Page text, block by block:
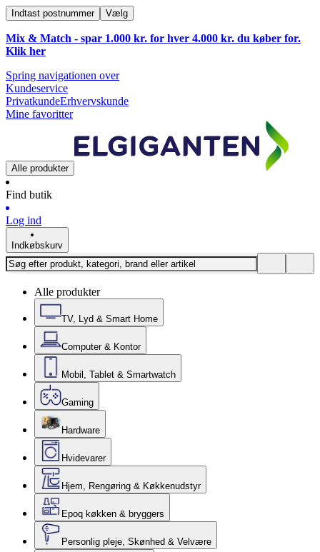
Indtast postnummer Vælg
Mix & Match - spar 1.000 kr. for hver 4.000 kr. du køber for.
Klik her
Spring navigationen over
Kundeservice
PrivatkundeErhvervskunde
Mine favoritter
Alle produkter
Find butik
Log ind
Indkøbskurv
Alle produkter
TV, Lyd & Smart Home
Computer & Kontor
Mobil, Tablet & Smartwatch
Gaming
Hardware
Hvidevarer
Hjem, Rengøring & Køkkenudstyr
Epoq køkken & bryggers
Personlig pleje, Skønhed & Velvære